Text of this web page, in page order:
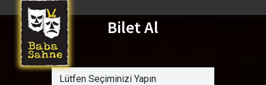
Bilet Al